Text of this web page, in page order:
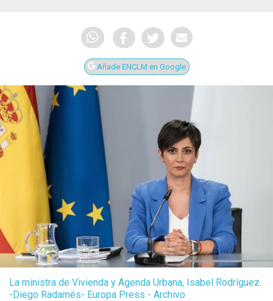
Añade ENCLM en Google
La ministra de Vivienda y Agenda Urbana, Isabel Rodríguez.
-Diego Radamés- Europa Press - Archivo